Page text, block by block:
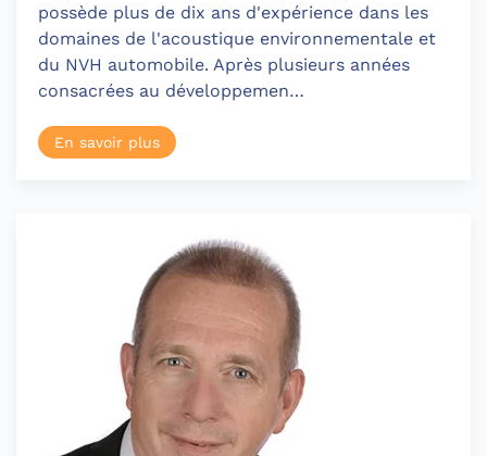
possède plus de dix ans d'expérience dans les
domaines de l'acoustique environnementale et
du NVH automobile. Après plusieurs années
consacrées au développemen…
En savoir plus